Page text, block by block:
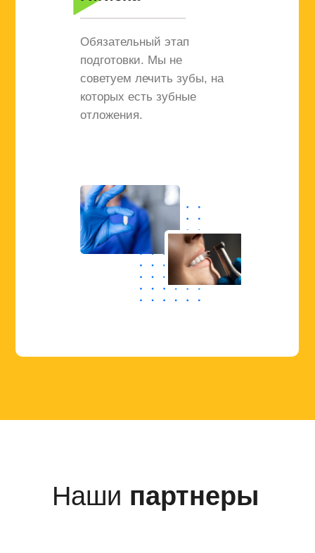
Обязательный этап
подготовки. Мы не
советуем лечить зубы, на
которых есть зубные
отложения.
Наши партнеры